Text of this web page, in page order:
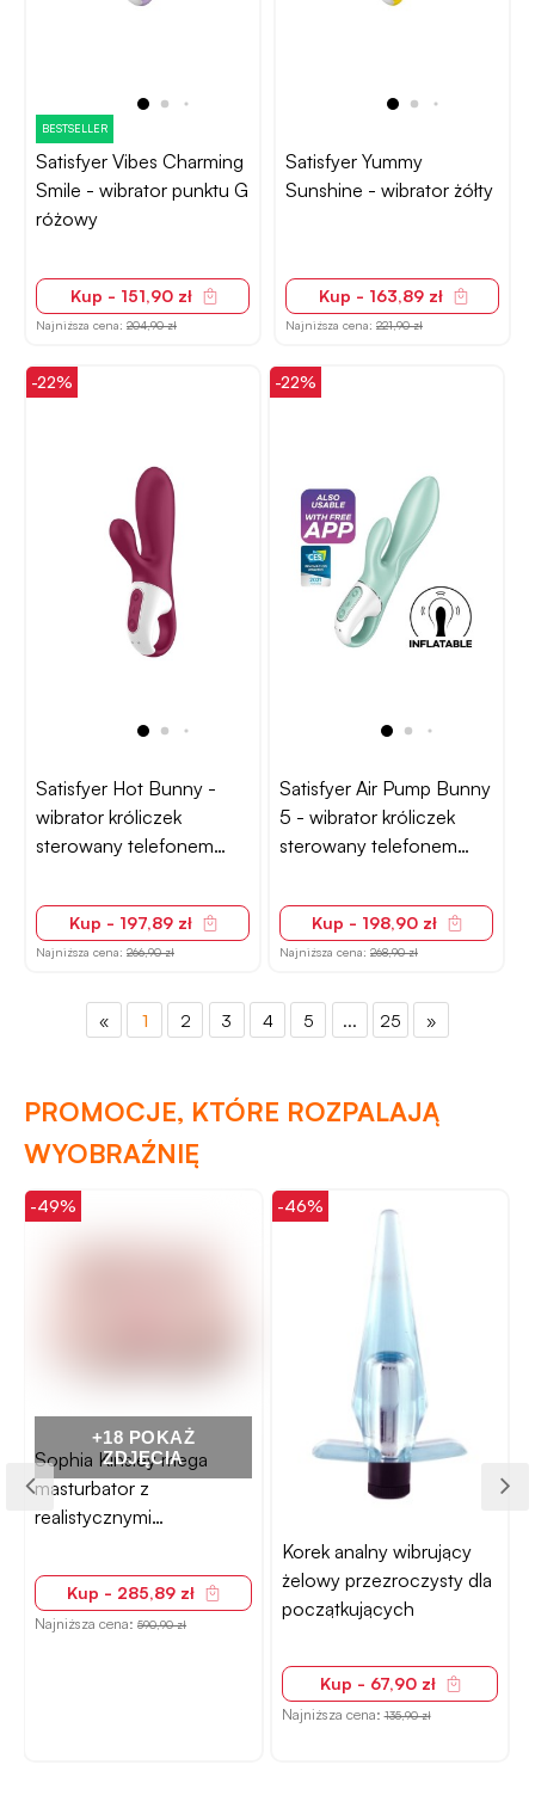
BESTSELLER
Satisfyer Vibes Charming
Smile - wibrator punktu G
różowy
Kup - 151,90 zł
Najniższa cena: 204,90 zł
Satisfyer Yummy
Sunshine - wibrator żółty
Kup - 163,89 zł
Najniższa cena: 221,90 zł
-22%
Satisfyer Hot Bunny -
wibrator króliczek
sterowany telefonem
Kup - 197,89 zł
Najniższa cena: 266,90 zł
-22%
Satisfyer Air Pump Bunny
5 - wibrator króliczek
sterowany telefonem
Kup - 198,90 zł
Najniższa cena: 268,90 zł
« 1 2 3 4 5 ... 25 »
PROMOCJE, KTÓRE ROZPALAJĄ
WYOBRAŹNIĘ
+18 POKAŻ
ZDJĘCIA
-49%
Sophia Kinsley mega
masturbator z
realistycznymi
Kup - 285,89 zł
Najniższa cena:590,90 zł
-46%
Korek analny wibrujący
żelowy przezroczysty dla
początkujących
Kup - 67,90 zł
Najniższa cena:135,90 zł